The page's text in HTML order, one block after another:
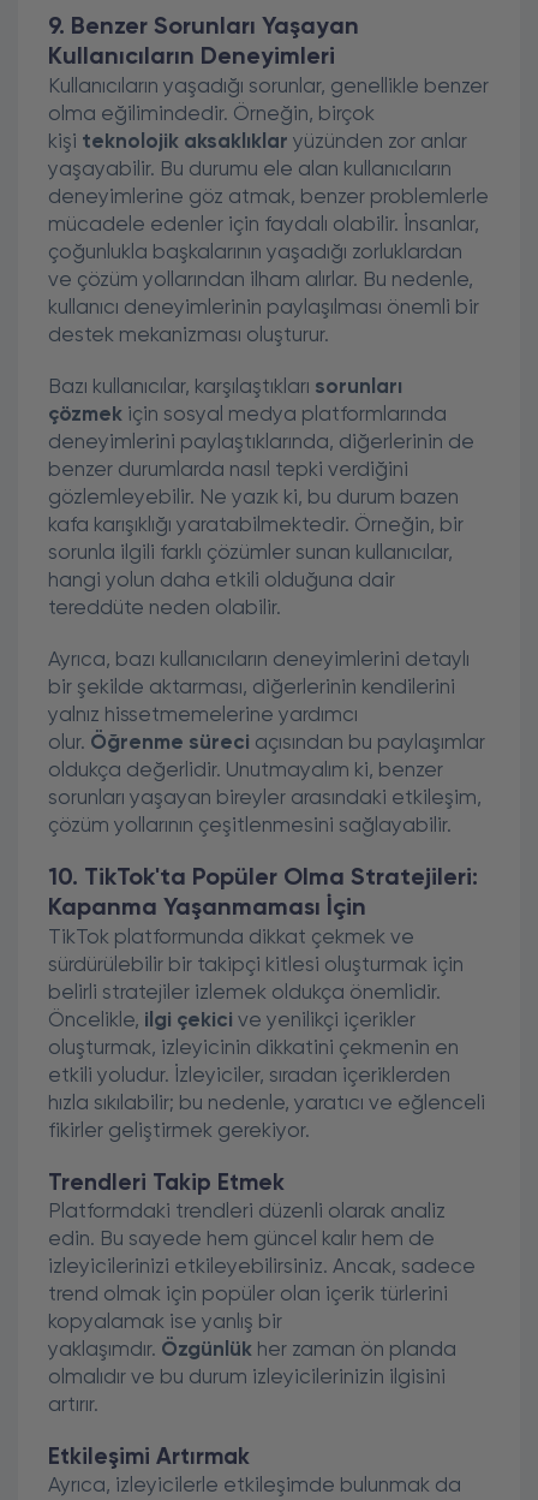
9. Benzer Sorunları Yaşayan
Kullanıcıların Deneyimleri
Kullanıcıların yaşadığı sorunlar, genellikle benzer
olma eğilimindedir. Örneğin, birçok
kişi teknolojik aksaklıklar yüzünden zor anlar
yaşayabilir. Bu durumu ele alan kullanıcıların
deneyimlerine göz atmak, benzer problemlerle
mücadele edenler için faydalı olabilir. İnsanlar,
çoğunlukla başkalarının yaşadığı zorluklardan
ve çözüm yollarından ilham alırlar. Bu nedenle,
kullanıcı deneyimlerinin paylaşılması önemli bir
destek mekanizması oluşturur.
Bazı kullanıcılar, karşılaştıkları sorunları
çözmek için sosyal medya platformlarında
deneyimlerini paylaştıklarında, diğerlerinin de
benzer durumlarda nasıl tepki verdiğini
gözlemleyebilir. Ne yazık ki, bu durum bazen
kafa karışıklığı yaratabilmektedir. Örneğin, bir
sorunla ilgili farklı çözümler sunan kullanıcılar,
hangi yolun daha etkili olduğuna dair
tereddüte neden olabilir.
Ayrıca, bazı kullanıcıların deneyimlerini detaylı
bir şekilde aktarması, diğerlerinin kendilerini
yalnız hissetmemelerine yardımcı
olur. Öğrenme süreci açısından bu paylaşımlar
oldukça değerlidir. Unutmayalım ki, benzer
sorunları yaşayan bireyler arasındaki etkileşim,
çözüm yollarının çeşitlenmesini sağlayabilir.
10. TikTok'ta Popüler Olma Stratejileri:
Kapanma Yaşanmaması İçin
TikTok platformunda dikkat çekmek ve
sürdürülebilir bir takipçi kitlesi oluşturmak için
belirli stratejiler izlemek oldukça önemlidir.
Öncelikle, ilgi çekici ve yenilikçi içerikler
oluşturmak, izleyicinin dikkatini çekmenin en
etkili yoludur. İzleyiciler, sıradan içeriklerden
hızla sıkılabilir; bu nedenle, yaratıcı ve eğlenceli
fikirler geliştirmek gerekiyor.
Trendleri Takip Etmek
Platformdaki trendleri düzenli olarak analiz
edin. Bu sayede hem güncel kalır hem de
izleyicilerinizi etkileyebilirsiniz. Ancak, sadece
trend olmak için popüler olan içerik türlerini
kopyalamak ise yanlış bir
yaklaşımdır. Özgünlük her zaman ön planda
olmalıdır ve bu durum izleyicilerinizin ilgisini
artırır.
Etkileşimi Artırmak
Ayrıca, izleyicilerle etkileşimde bulunmak da